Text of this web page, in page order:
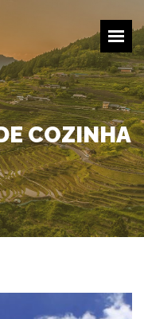
EMPRESA
PRODUÇÃO
PRODUTOS
TRANSPORTE
COTAÇÕES
COZINHA